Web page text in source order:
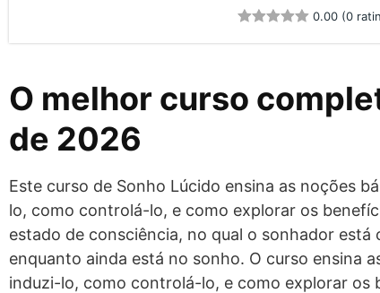
0.00 (0
O melhor curso
de 2026
Este curso de Sonho Lúcido ensina as noções
lo, como controlá-lo, e como explorar os
estado de consciência, no qual o sonhador
enquanto ainda está no sonho. O curso ensina
induzi-lo, como controlá-lo, e como explorar os